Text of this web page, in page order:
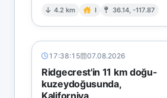
4.2 km I 36.14, -117.87
17:38:15 07.08.2026
Ridgecrest'in 11 km doğu-
kuzeydoğusunda,
Kaliforniya